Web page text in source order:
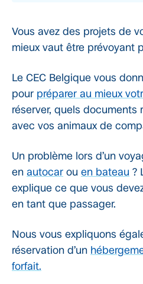
Vous avez des projets de
mieux vaut être prévoyant
Le CEC Belgique vous
pour préparer au mieux
réserver, quels documents
avec vos animaux de
Un problème lors d’un
en autocar ou en bateau ?
explique ce que vous
en tant que passager.
Nous vous expliquons
réservation d’un
forfait.